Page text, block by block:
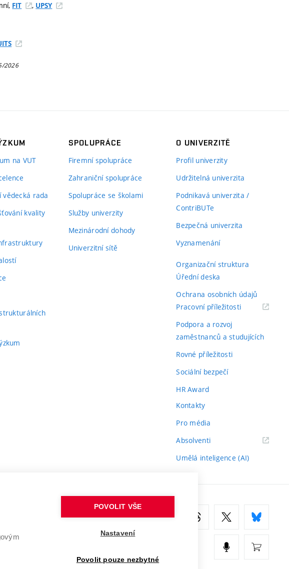
FIT , UPSY
2026
na VUT
vědecká rada
kvality
SPOLUPRÁCE
Firemní spolupráce
Zahraniční spolupráce
Spolupráce se školami
Služby univerzity
Mezinárodní dohody
Univerzitní sítě
O UNIVERZITĚ
Profil univerzity
Udržitelná univerzita
Podnikavá univerzita /
ContriBUTe
Bezpečná univerzita
Vyznamenání
Organizační struktura
Úřední deska
Ochrana osobních údajů
Pracovní příležitosti(externí
Podpora a rozvoj
zaměstnanců a studujících
Rovné příležitosti
Sociální bezpečí
HR Award
Kontakty
Pro média
Absolventi(externí
Umělá inteligence (AI)
POVOLIT VŠE
Nastavení
Povolit pouze nezbytné